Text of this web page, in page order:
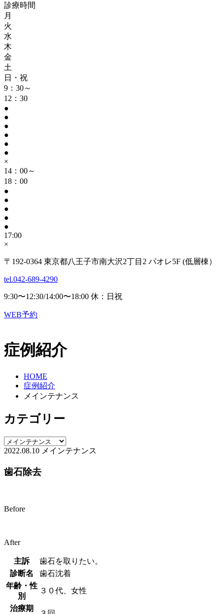
診療時間
月
火
水
木
金
土
日・祝
9：30～
12：30
●
●
●
●
●
●
×
14：00～
18：00
●
●
●
●
●
17:00
×
〒192-0364 東京都八王子市南大沢2丁目2 パオレ5F (低層棟）
tel.042-689-4290
9:30〜12:30/14:00〜18:00 休：日祝
WEB予約
症例紹介
HOME
症例紹介
メインテナンス
カテゴリー
2022.08.10 メインテナンス
歯石除去
Before
After
主訴
歯石を取りたい。
診断名
歯石沈着
年齢・性
別
３０代、女性
治療期